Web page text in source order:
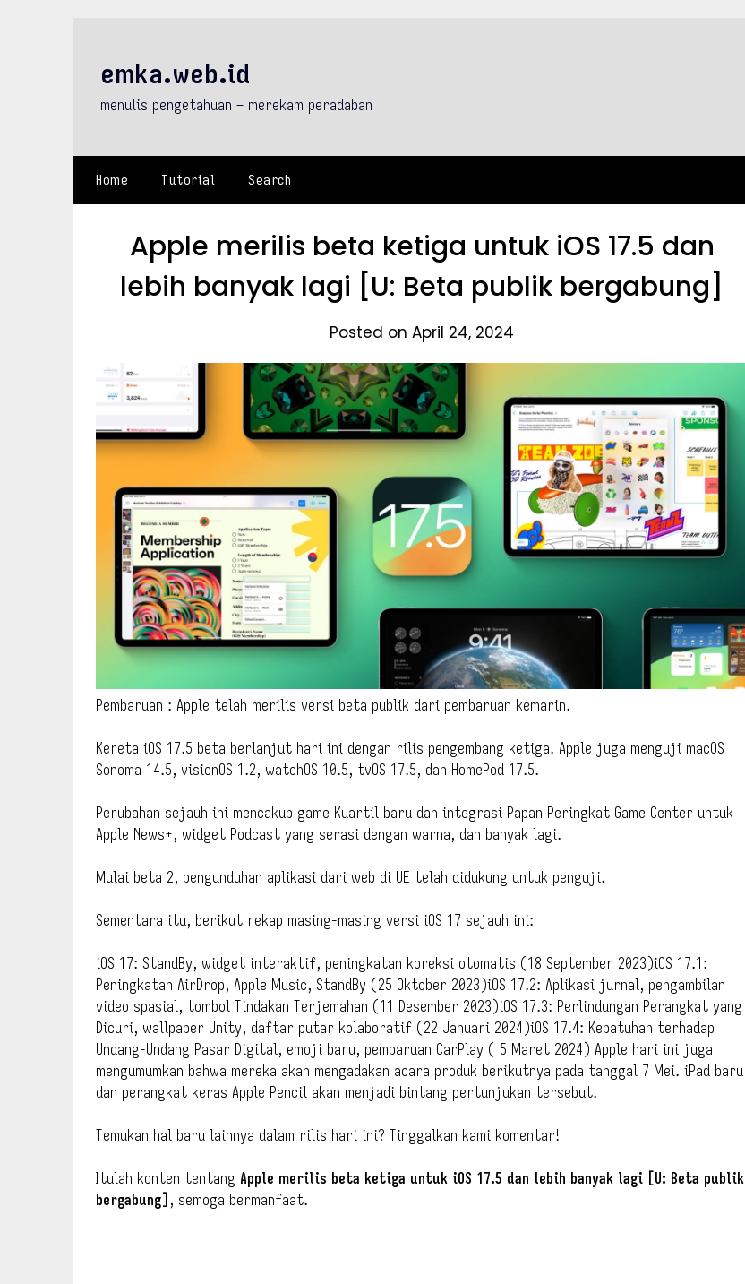
emka.web.id
menulis pengetahuan – merekam peradaban
Home Tutorial Search
Apple merilis beta ketiga untuk iOS 17.5 dan
lebih banyak lagi [U: Beta publik bergabung]
Posted on April 24, 2024
Pembaruan : Apple telah merilis versi beta publik dari pembaruan kemarin.
Kereta iOS 17.5 beta berlanjut hari ini dengan rilis pengembang ketiga. Apple juga menguji macOS
Sonoma 14.5, visionOS 1.2, watchOS 10.5, tvOS 17.5, dan HomePod 17.5.
Perubahan sejauh ini mencakup game Kuartil baru dan integrasi Papan Peringkat Game Center untuk
Apple News+, widget Podcast yang serasi dengan warna, dan banyak lagi.
Mulai beta 2, pengunduhan aplikasi dari web di UE telah didukung untuk penguji.
Sementara itu, berikut rekap masing-masing versi iOS 17 sejauh ini:
iOS 17: StandBy, widget interaktif, peningkatan koreksi otomatis (18 September 2023)iOS 17.1:
Peningkatan AirDrop, Apple Music, StandBy (25 Oktober 2023)iOS 17.2: Aplikasi jurnal, pengambilan
video spasial, tombol Tindakan Terjemahan (11 Desember 2023)iOS 17.3: Perlindungan Perangkat yang
Dicuri, wallpaper Unity, daftar putar kolaboratif (22 Januari 2024)iOS 17.4: Kepatuhan terhadap
Undang-Undang Pasar Digital, emoji baru, pembaruan CarPlay ( 5 Maret 2024) Apple hari ini juga
mengumumkan bahwa mereka akan mengadakan acara produk berikutnya pada tanggal 7 Mei. iPad baru
dan perangkat keras Apple Pencil akan menjadi bintang pertunjukan tersebut.
Temukan hal baru lainnya dalam rilis hari ini? Tinggalkan kami komentar!
Itulah konten tentang Apple merilis beta ketiga untuk iOS 17.5 dan lebih banyak lagi [U: Beta publik
bergabung] , semoga bermanfaat.